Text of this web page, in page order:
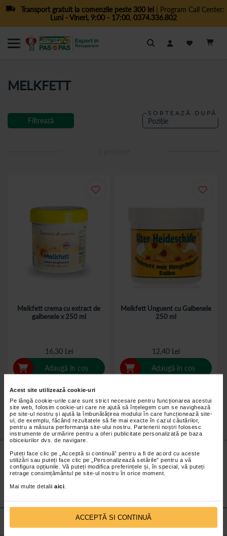
Acest site utilizează cookie-uri
Pe lângă cookie-urile care sunt strict necesare pentru funcționarea acestui
site web, folosim cookie-uri care ne ajută să înțelegem cum se navighează
pe site-ul nostru și ajută la îmbunătățirea modului în care funcționează site-
ul, de exemplu, făcând rezultatele să fie mai exacte în cazul căutărilor,
pentru a măsura performanța site-ului nostru. Partenerii noștri folosesc
instrumente de urmărire pentru a oferi publicitate personalizată pe baza
obiceiurilor dvs. de navigare.
Puteți face clic pe „Acceptă si continuă” pentru a fi de acord cu aceste
utilizări sau puteți face clic pe „Personalizează setările” pentru a vă
configura opțiunile. Vă puteți modifica preferințele și, în special, vă puteți
retrage consimțământul pe site-ul nostru în orice moment.
Mai multe detalii aici
ACCEPTĂ SI CONTINUĂ
Transport gratuit la comenzile peste 300 lei| Program Call Center:
Luni - Vineri, 9:00 - 17:00, 0374.336.802
Cautare
MELKFETT
SORTEAZĂ DUPĂ
Melkfett crema cu extract de
galbenele x 250 ml
16,30 Lei
Adaugă în coș
Melkfett Unguent cu Galbenele
250 ml
12,40 Lei
Adaugă în coș
Filtrează
Nu lăsa niciunpreț micneobservat.
Abonează-tela newsletter-ul nostru!